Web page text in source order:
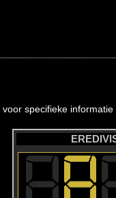
voor specifieke